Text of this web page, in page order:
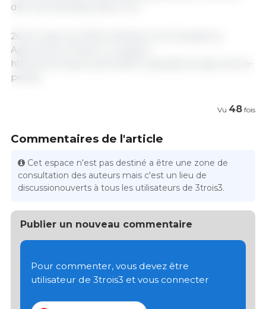
des marchandises dans l’UE.
26 de mayo de 2026 | Ministerio de Ganadería,
Agricultura y Pesca | Uruguay |
https://www.gub.uy/ministerio-ganaderia-agricultura-
pesca/
Vu 48 fois
Commentaires de l'article
Cet espace n'est pas destiné a être une zone de
consultation des auteurs mais c'est un lieu de
discussionouverts à tous les utilisateurs de 3trois3.
Publier un nouveau commentaire
Pour commenter, vous devez être
utilisateur de 3trois3 et vous connecter